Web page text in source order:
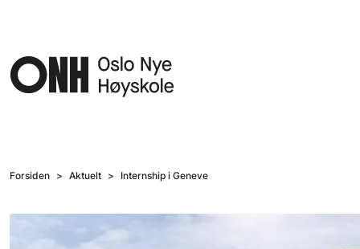
Forsiden Aktuelt Internship i Geneve